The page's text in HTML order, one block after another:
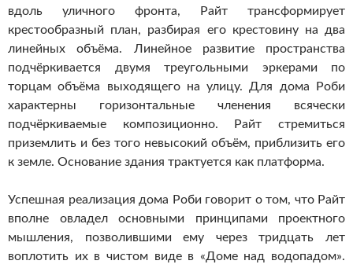
вдоль уличного фронта, Райт трансформирует
крестообразный план, разбирая его крестовину на два
линейных объёма. Линейное развитие пространства
подчёркивается двумя треугольными эркерами по
торцам объёма выходящего на улицу.
Для дома Роби
характерны горизонтальные членения всячески
подчёркиваемые композиционно. Райт стремиться
приземлить и без того невысокий объём, приблизить его
к земле. Основание здания трактуется как платформа.
Успешная реализация дома Роби говорит о том, что Райт
вполне овладел основными принципами проектного
мышления, позволившими ему через тридцать лет
воплотить их в чистом виде в «Доме над водопадом».